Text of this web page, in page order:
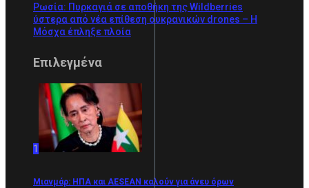
Ρωσία: Πυρκαγιά σε αποθήκη της Wildberries
ύστερα από νέα επίθεση ουκρανικών drones – Η
Μόσχα έπληξε πλοία
Επιλεγμένα
1
Μιανμάρ: ΗΠΑ και AESEAN καλούν για άνευ όρων